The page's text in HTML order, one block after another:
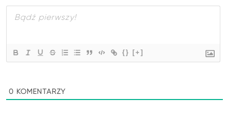
{} [+]
0 KOMENTARZY